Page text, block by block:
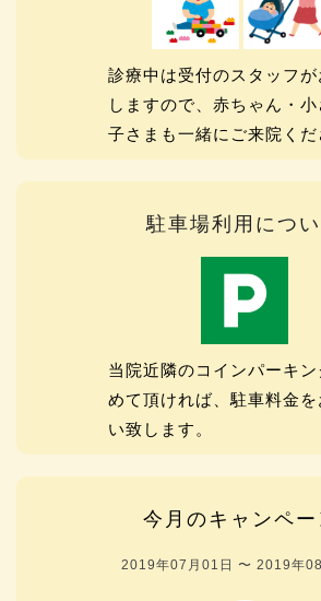
診療中は受付のスタッフが
しますので、赤ちゃん・小
子さまも一緒にご来院くだ
駐車場利用につい
当院近隣のコインパーキン
めて頂ければ、駐車料金を
い致します。
今月のキャンペー
2019年07月01日 〜 2019年